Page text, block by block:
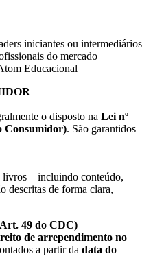
iniciantes ou intermediários
do mercado
Educacional
o disposto na Lei nº
Consumidor). São garantidos
livros – incluindo conteúdo,
descritas de forma clara,
49 do CDC)
de arrependimento no
a partir da data do